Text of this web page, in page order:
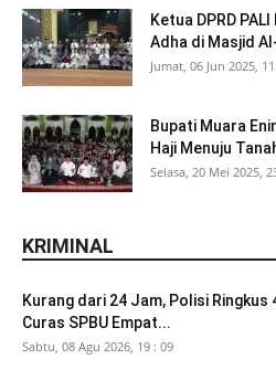
Ketua DPRD
Adha di Masjid
Jumat, 06 Jun 2025,
Bupati Muara
Haji Menuju
Selasa, 20 Mei 2025,
KRIMINAL
Kurang dari 24 Jam, Polisi Ringkus
Curas SPBU Empat...
Sabtu, 08 Agu 2026, 19 : 09